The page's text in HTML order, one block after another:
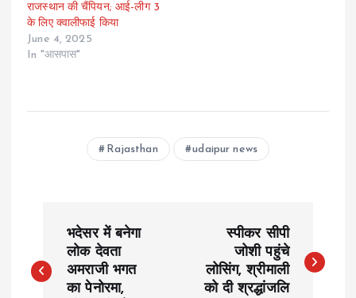
राजस्थान की चैंपियन; आई-लीग 3
के लिए क्वालीफाई किया
June 4, 2025
In "आसपास"
Rajasthan udaipur news
o
भदेसर में बनेगा
लोक देवता
अमराजी भगत
का पेनोरमा,
स्पीकर सीपी
जोशी पहुंचे
लोसिंग, श्रीमाली
को दी श्रद्धांजलि